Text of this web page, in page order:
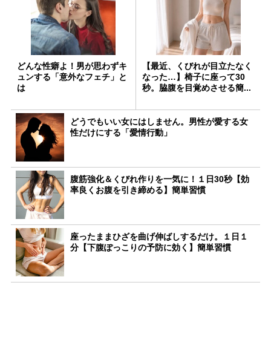
どんな性癖よ！男が思わずキ
ュンする「意外なフェチ」と
は
【最近、くびれが目立たなく
なった…】椅子に座って30
秒。脇腹を目覚めさせる簡...
どうでもいい女にはしません。男性が愛する女
性だけにする「愛情行動」
腹筋強化＆くびれ作りを一気に！１日30秒【効
率良くお腹を引き締める】簡単習慣
座ったままひざを曲げ伸ばしするだけ。１日１
分【下腹ぽっこりの予防に効く】簡単習慣